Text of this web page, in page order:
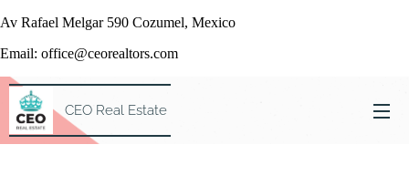
Av Rafael Melgar 590 Cozumel, Mexico
Email: office@ceorealtors.com
CEO Real Estate